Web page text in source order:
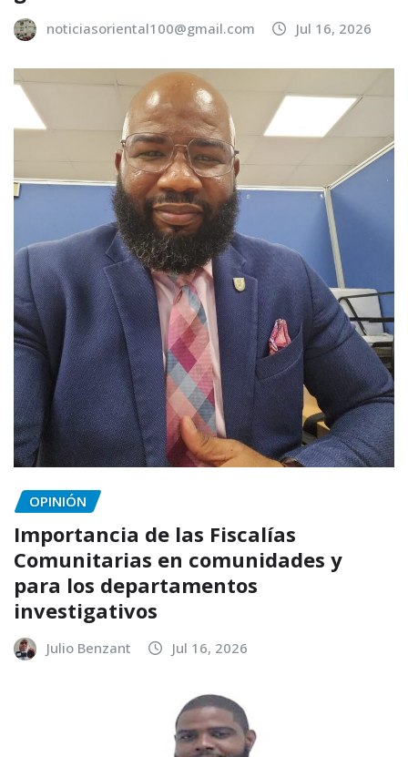
noticiasoriental100@gmail.com Jul 16, 2026
OPINIÓN
Importancia de las Fiscalías
Comunitarias en comunidades y
para los departamentos
investigativos
Julio Benzant Jul 16, 2026